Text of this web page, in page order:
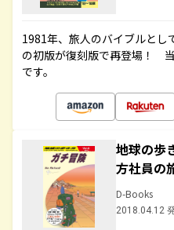
1981年、旅人のバイブルとし
の初版が復刻版で再登場！
です。
地球の歩
方社員の
D-Books
2018.04.12